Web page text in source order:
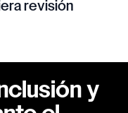
revisión
y